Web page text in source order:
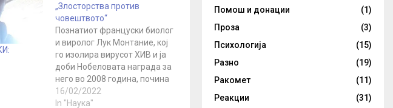
„Злосторства против
човештвото“
Познатиот француски биолог
и виролог Лук Монтание, кој
го изолира вирусот ХИВ и ја
доби Нобеловата награда за
него во 2008 година, почина
во Париз на 8 февруари на
89-годишна возраст, како
16/02/2022
In "Наука"
Помош и донации
(1)
Проза
(3)
Психологија
(15)
Разно
(19)
Ракомет
(11)
Реакции
(31)